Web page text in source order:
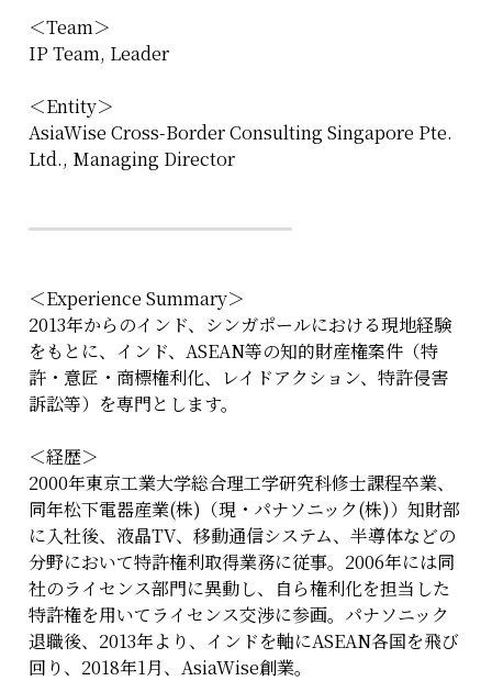
＜Team＞
IP Team, Leader
＜Entity＞
AsiaWise Cross-Border Consulting Singapore Pte.
Ltd., Managing Director
＜Experience Summary＞
2013年からのインド、シンガポールにおける現地経験
をもとに、インド、ASEAN等の知的財産権案件（特
許・意匠・商標権利化、レイドアクション、特許侵害
訴訟等）を専門とします。
＜経歴＞
2000年東京工業大学総合理工学研究科修士課程卒業、
同年松下電器産業(株)（現・パナソニック(株)）知財部
に入社後、液晶TV、移動通信システム、半導体などの
分野において特許権利取得業務に従事。2006年には同
社のライセンス部門に異動し、自ら権利化を担当した
特許権を用いてライセンス交渉に参画。パナソニック
退職後、2013年より、インドを軸にASEAN各国を飛び
回り、2018年1月、AsiaWise創業。